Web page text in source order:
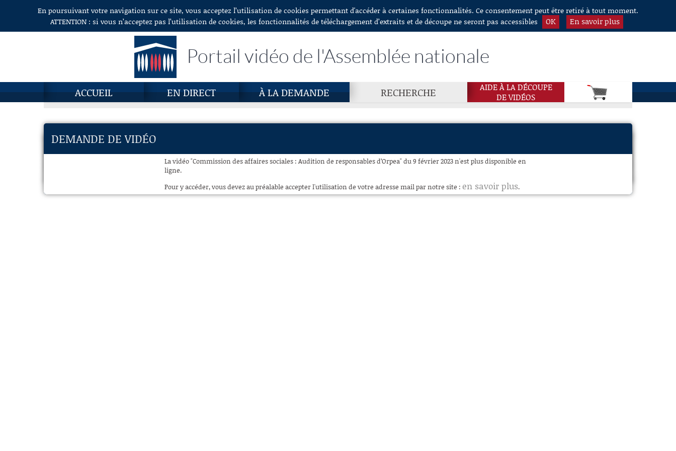
Aller au contenuEn poursuivant votre navigation sur ce site, vous acceptez l’utilisation de cookies permettant d'accéder à certaines fonctionnalités. Ce consentement peut être retiré à tout moment.
ATTENTION : si vous n’acceptez pas l’utilisation de cookies, les fonctionnalités de téléchargement d’extraits et de découpe ne seront pas accessibles
OK En savoir plus
Portail vidéo de l'Assemblée nationale
ACCUEIL EN DIRECT À LA DEMANDE RECHERCHE
AIDE À LA DÉCOUPE
DE VIDÉOS
DEMANDE DE VIDÉO
La vidéo "Commission des affaires sociales : Audition de responsables d’Orpea" du 9 février 2023 n'est plus disponible en
ligne.
Pour y accéder, vous devez au préalable accepter l'utilisation de votre adresse mail par notre site : en savoir plus.